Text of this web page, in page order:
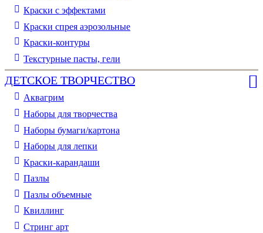
Краски с эффектами
Краски спрея аэрозольные
Краски-контуры
Текстурные пасты, гели
ДЕТСКОЕ ТВОРЧЕСТВО
Аквагрим
Наборы для творчества
Наборы бумаги/картона
Наборы для лепки
Краски-карандаши
Пазлы
Пазлы объемные
Квиллинг
Стринг арт